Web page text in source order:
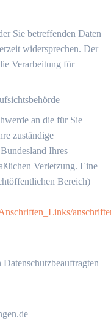
Sie betreffenden Daten
widersprechen. Der
Verarbeitung für
an die für Sie
zuständige
Ihres
Verletzung. Eine
Bereich)